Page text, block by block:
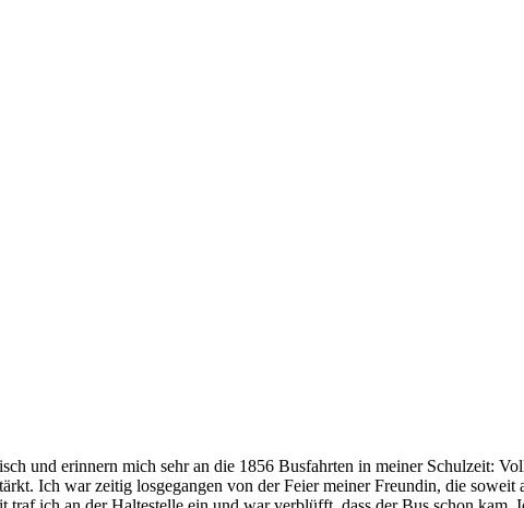
und erinnern mich sehr an die 1856 Busfahrten in meiner Schulzeit:
Ich war zeitig losgegangen von der Feier meiner Freundin, die soweit